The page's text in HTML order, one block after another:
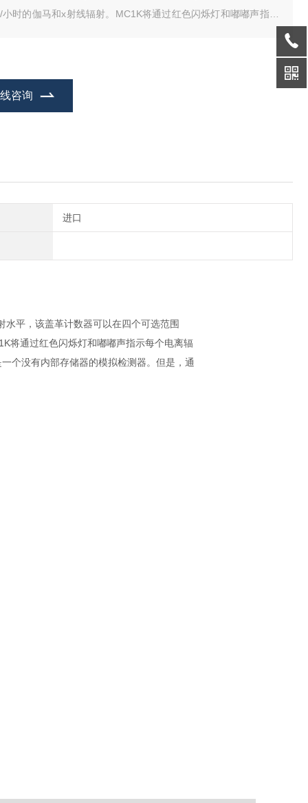
小时的伽马和x射线辐射。MC1K将通过红色闪烁灯和嘟嘟声指示
咨询
进口
平，该盖革计数器可以在四个可选范围
将通过红色闪烁灯和嘟嘟声指示每个电离辐
个没有内部存储器的模拟检测器。但是，通